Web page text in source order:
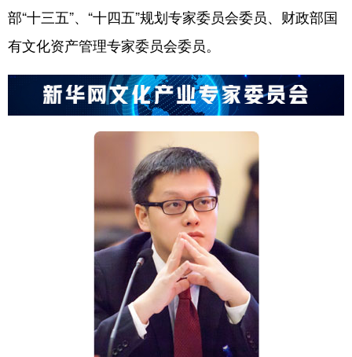
部“十三五”、“十四五”规划专家委员会委员、财政部国
有文化资产管理专家委员会委员。